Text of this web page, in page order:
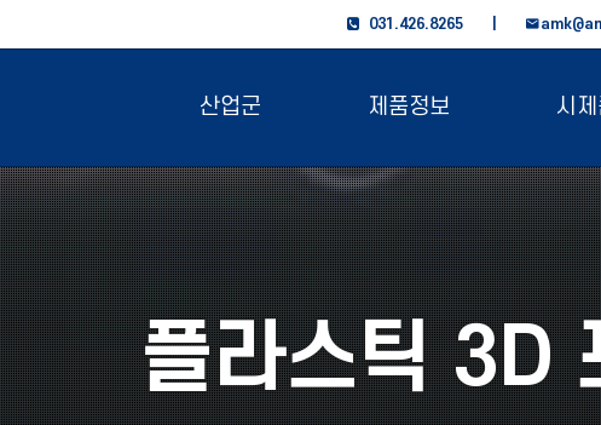
031.426.8265 |
산업군 제품정보 시
플라스틱 3D